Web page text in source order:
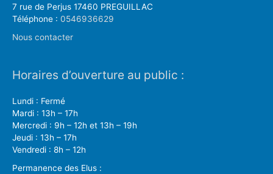
7 rue de Perjus 17460 PREGUILLAC
Téléphone : 0546936629
Nous contacter
Horaires d’ouverture au public :
Lundi : Fermé
Mardi : 13h – 17h
Mercredi : 9h – 12h et 13h – 19h
Jeudi : 13h – 17h
Vendredi : 8h – 12h
Permanence des Elus :